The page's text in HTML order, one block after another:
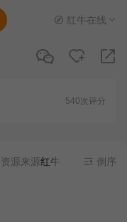
红牛在线
540次评分
来源红牛在线 - 无需安装
倒序